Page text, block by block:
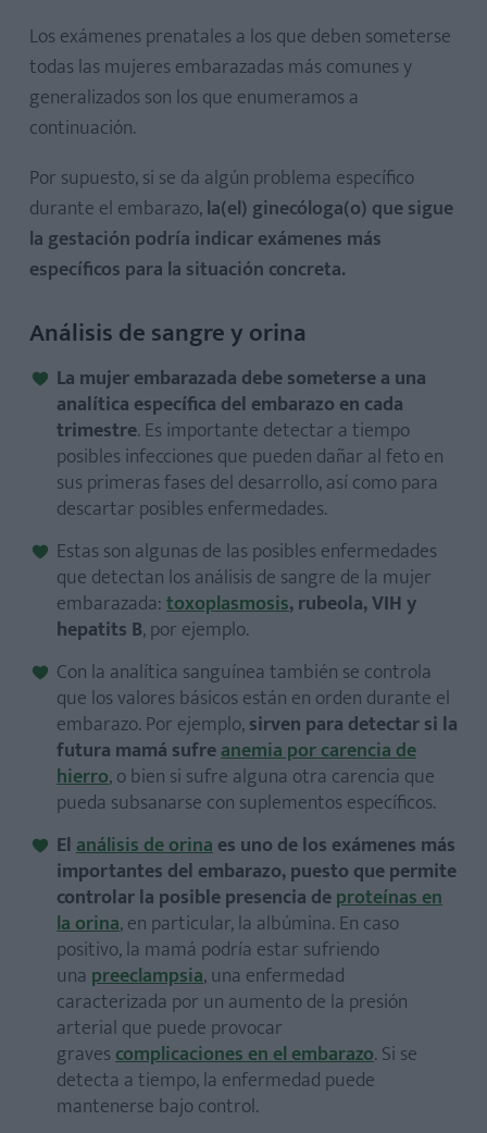
Los exámenes prenatales a los que deben someterse
todas las mujeres embarazadas más comunes y
generalizados son los que enumeramos a
continuación.
Por supuesto, si se da algún problema específico
durante el embarazo,la(el) ginecóloga(o) que sigue
la gestación podría indicar exámenes más
específicos para la situación concreta.
Análisis de sangre y orina
La mujer embarazada debe someterse a una
analítica específica del embarazo en cada
trimestre. Es importante detectar a tiempo
posibles infecciones que pueden dañar al feto en
sus primeras fases del desarrollo, así como para
descartar posibles enfermedades.
Estas son algunas de las posibles enfermedades
que detectan los análisis de sangre de la mujer
embarazada:toxoplasmosis, rubeola, VIH y
hepatits B, por ejemplo.
Con la analítica sanguínea también se controla
que los valores básicos están en orden durante el
embarazo. Por ejemplo,sirven para detectar si la
futura mamá sufreanemia por carencia de
hierro, o bien si sufre alguna otra carencia que
pueda subsanarse con suplementos específicos.
Elanálisis de orinaes uno de los exámenes más
importantes del embarazo, puesto que permite
controlar la posible presencia deproteínas en
la orina, en particular, la albúmina. En caso
positivo, la mamá podría estar sufriendo
una preeclampsia, una enfermedad
caracterizada por un aumento de la presión
arterial que puede provocar
gravescomplicaciones en el embarazo. Si se
detecta a tiempo, la enfermedad puede
mantenerse bajo control.